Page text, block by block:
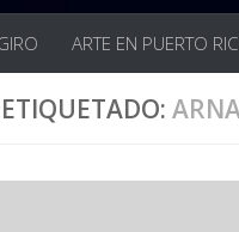
ARTE EN PUERTO
ETIQUETADO: